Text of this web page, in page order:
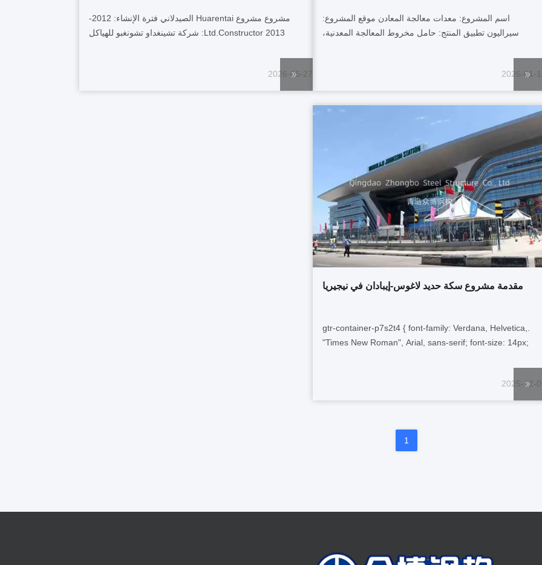
اسم المشروع: معدات معالجة المعادن موقع المشروع:
سيراليون تطبيق المنتج: حامل مخروط المعالجة المعدنية،
2026-01-
مشروع مشروع Huarentai الصيدلاني فترة الإنشاء: 2012-
2013 Ltd.Constructor: شركة تشينغداو تشونغبو للهياكل
2026-06-27
مقدمة مشروع سكة حديد لاغوس-إيبادان في نيجيريا
.gtr-container-p7s2t4 { font-family: Verdana, Helvetica,
"Times New Roman", Arial, sans-serif; font-size: 14px;
margin-bottom: 1em; text-align: left !important; word-
2025-12-
1